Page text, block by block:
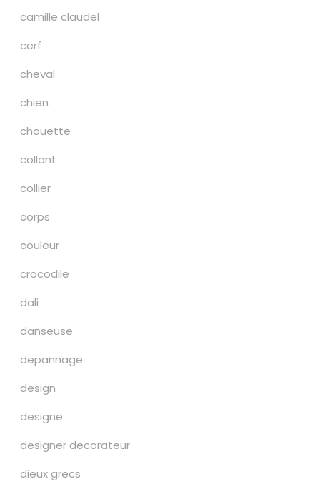
camille claudel
cerf
cheval
chien
chouette
collant
collier
corps
couleur
crocodile
dali
danseuse
depannage
design
designe
designer decorateur
dieux grecs